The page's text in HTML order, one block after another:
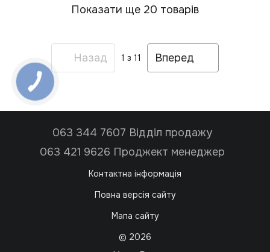
Показати ще 20 товарів
Назад 1 з 11 Вперед
063 344 7607 Відділ продажу
063 421 9626 Проджект менеджер
Контактна інформація
Повна версія сайту
Мапа сайту
© 2026